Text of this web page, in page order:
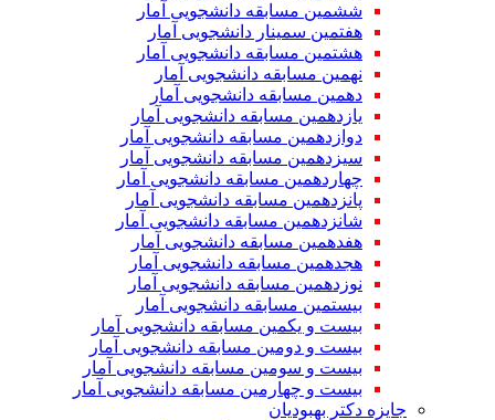
ششمین مسابقه دانشجویی آمار
هفتمین سمینار دانشجویی آمار
هشتمین مسابقه دانشجویی آمار
نهمین مسابقه دانشجویی آمار
دهمین مسابقه دانشجویی آمار
یازدهمین مسابقه دانشجویی آمار
دوازدهمین مسابقه دانشجویی آمار
سیزدهمین مسابقه دانشجویی آمار
چهاردهمین مسابقه دانشجویی آمار
پانزدهمین مسابقه دانشجویی آمار
شانزدهمین مسابقه دانشجویی آمار
هفدهمین مسابقه دانشجویی آمار
هجدهمین مسابقه دانشجویی آمار
نوزدهمین مسابقه دانشجویی آمار
بیستمین مسابقه دانشجویی آمار
بیست و یکمین مسابقه دانشجویی آمار
بیست و دومین مسابقه دانشجویی آمار
بیست و سومین مسابقه دانشجویی آمار
بیست و چهارمین مسابقه دانشجویی آمار
جایزه دکتر بهبودیان